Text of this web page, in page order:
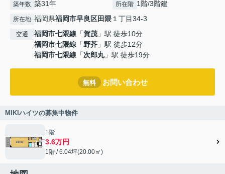
築年数 築31年 所在階 1階/3階建
所在地 福岡県福岡市早良区田隈１丁目34-3
交通 福岡市七隈線 「賀茂 」駅 徒歩10分
福岡市七隈線 「野芥 」駅 徒歩12分
福岡市七隈線 「次郎丸」駅 徒歩19分
無料 お問い合わせ
MIKIハイツの募集中物件
1階
3.6万円
1階 / 6.04坪(20.00㎡)